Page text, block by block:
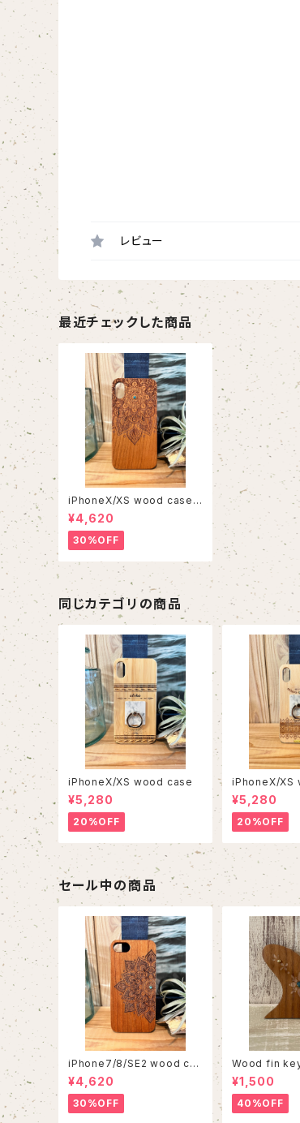
レビュー
最近チェックした商品
iPhoneX/XS wood case 1
1
¥4,620
30%OFF
同じカテゴリの商品
iPhoneX/XS wood case
¥5,280
20%OFF
iPhoneX/XS
¥5,280
20%OFF
セール中の商品
iPhone7/8/SE2 wood cas
e 86
¥4,620
30%OFF
Wood fin
¥1,500
40%OFF